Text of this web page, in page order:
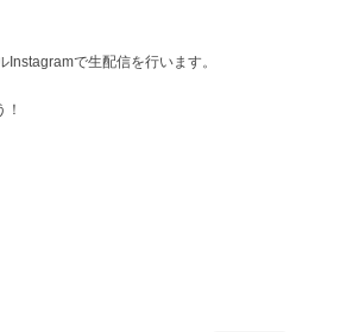
で生配信を行います。